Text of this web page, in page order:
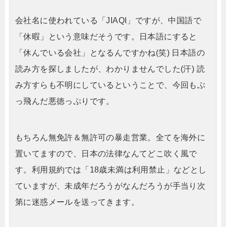
会社名に使われている「JIAQI」ですが、中国語で
「休暇」という意味だそうです。日本語にすると
「休んでいる会社」となるんですかね(笑) 日本語の
読み方を探しましたが、わかりませんでした(汗) 読
み方すらも不明にしているということで、今回もぶ
っ飛んだ悪徳っぷりです。
もちろん無免許＆無許可の暴走営業。全てを海外に
置いてますので、日本の法律なんてどこ吹く風で
す。利用規約では「18歳未満は利用禁止」などとし
ていますが、未成年だろうがなんだろうが手当り次
第に迷惑メールを送ってきます。